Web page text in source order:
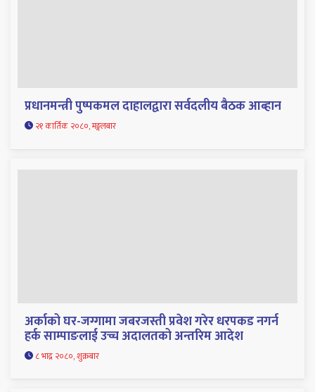
प्रधानमन्त्री पुष्पकमल दाहालद्वारा सर्वदलीय बैठक आब्हान
२१ कार्तिक २०८०, मङ्गलबार
अर्काको घर-जग्गामा जबरजस्ती प्रवेश गरेर धरपकड नगर्न
हर्क साम्पाङलाई उच्च अदालतको अन्तरिम आदेश
८ भाद्र २०८०, शुक्रबार